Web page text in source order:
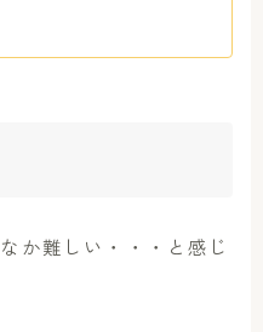
か難しい・・・と感じ